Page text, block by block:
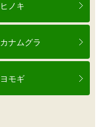
ヒノキ
カナムグラ
ヨモギ